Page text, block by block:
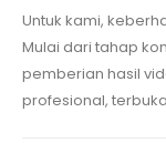
Untuk kami,
Mulai dari tahap
pemberian hasil
profesional,